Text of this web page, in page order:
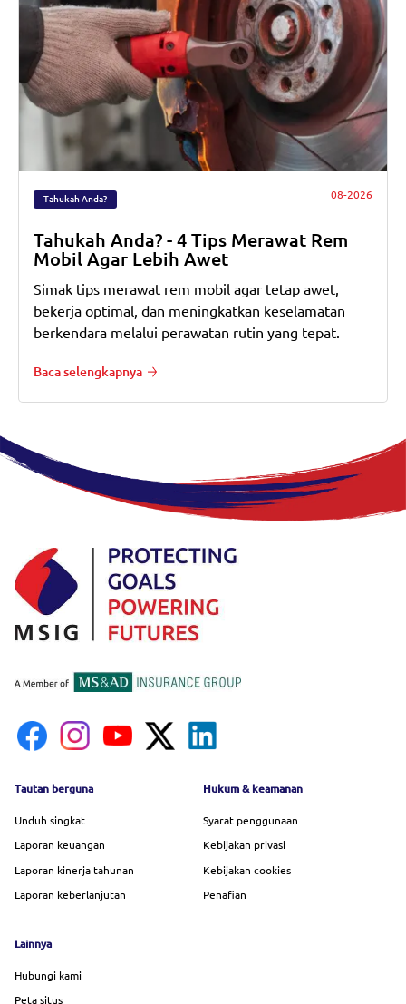
Tahukah Anda? 08-2026
Tahukah Anda? - 4 Tips Merawat Rem
Mobil Agar Lebih Awet
Simak tips merawat rem mobil agar tetap awet,
bekerja optimal, dan meningkatkan keselamatan
berkendara melalui perawatan rutin yang tepat.
Baca selengkapnya
Footer menu
Tautan berguna
Unduh singkat
Laporan keuangan
Laporan kinerja tahunan
Laporan keberlanjutan
Hukum & keamanan
Syarat penggunaan
Kebijakan privasi
Kebijakan cookies
Penafian
Lainnya
Hubungi kami
Peta situs